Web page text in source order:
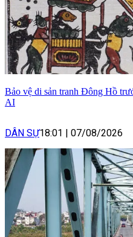
Bảo vệ di sản tranh Đông Hồ
AI
DÂN SỰ18:01 07/08/2026